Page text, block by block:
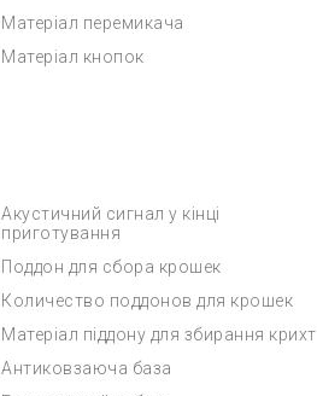
Матеріал перемикача
Матеріал кнопок
Акустичний сигнал у кінці
приготування
Поддон для сбора крошек
Количество поддонов для крошек
Матеріал піддону для збирання крихт
Антиковзаюча база